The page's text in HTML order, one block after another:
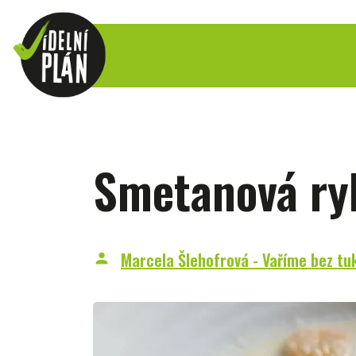
Smetanová
person Marcela Šlehofrová - Vaříme bez